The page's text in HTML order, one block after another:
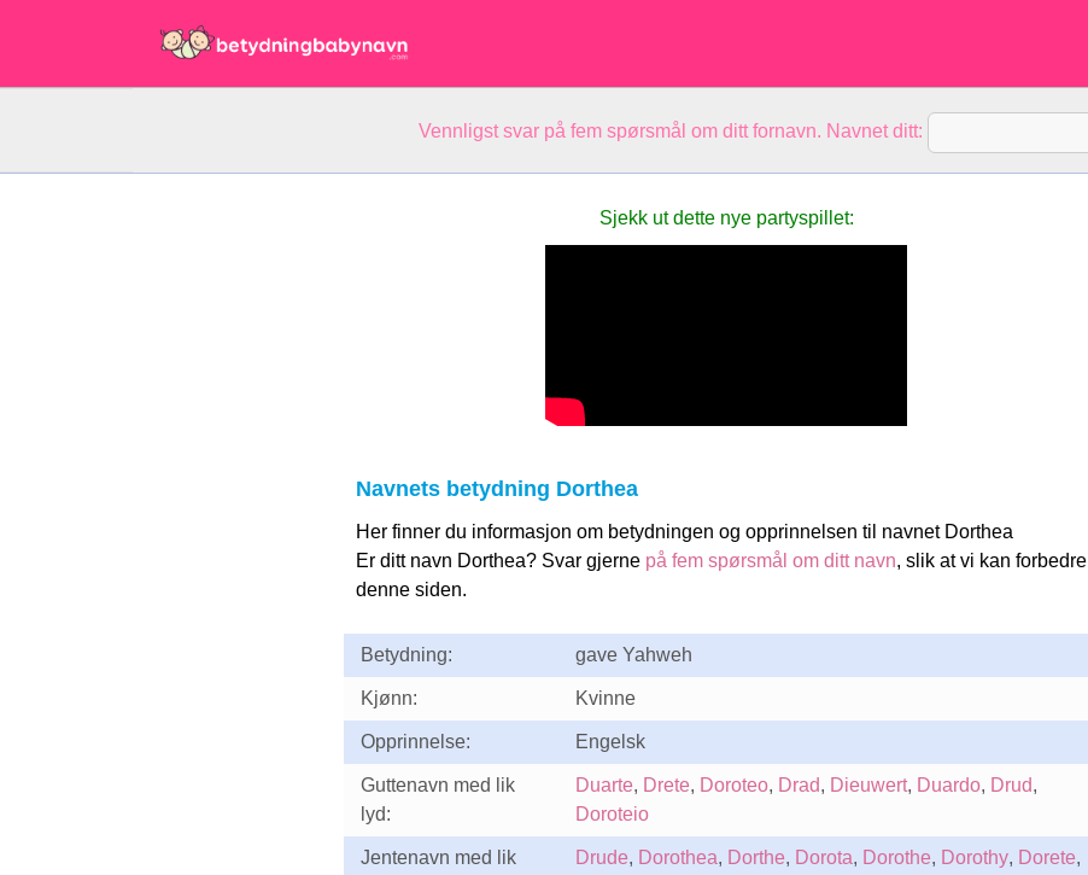
Vennligst svar på fem spørsmål om ditt fornavn. Navnet ditt:
Sjekk ut dette nye partyspillet:
Navnets betydning Dorthea
Her finner du informasjon om betydningen og opprinnelsen til navnet Dorthea
Er ditt navn Dorthea? Svar gjerne på fem spørsmål om ditt navn, slik at vi kan forbedre
denne siden.
Betydning: gave Yahweh
Kjønn: Kvinne
Opprinnelse: Engelsk
Guttenavn med lik
lyd:
Duarte, Drete, Doroteo, Drad, Dieuwert, Duardo, Drud,
Doroteio
Jentenavn med lik
Drude, Dorothea, Dorthe, Dorota, Dorothe, Dorothy, Dorete,